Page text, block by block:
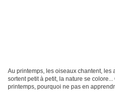
Au printemps, les oiseaux chantent, les
sortent petit à petit, la nature se
printemps, pourquoi ne pas en